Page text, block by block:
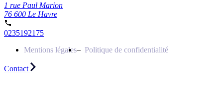
1 rue Paul Marion
76 600 Le Havre
0235192175
Mentions légales
Politique de confidentialité
Contact